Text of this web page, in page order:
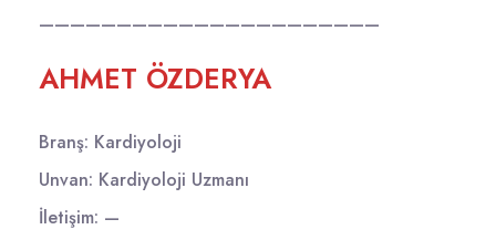
——————————————————————
AHMET ÖZDERYA
Branş: Kardiyoloji
Unvan: Kardiyoloji Uzmanı
İletişim: —